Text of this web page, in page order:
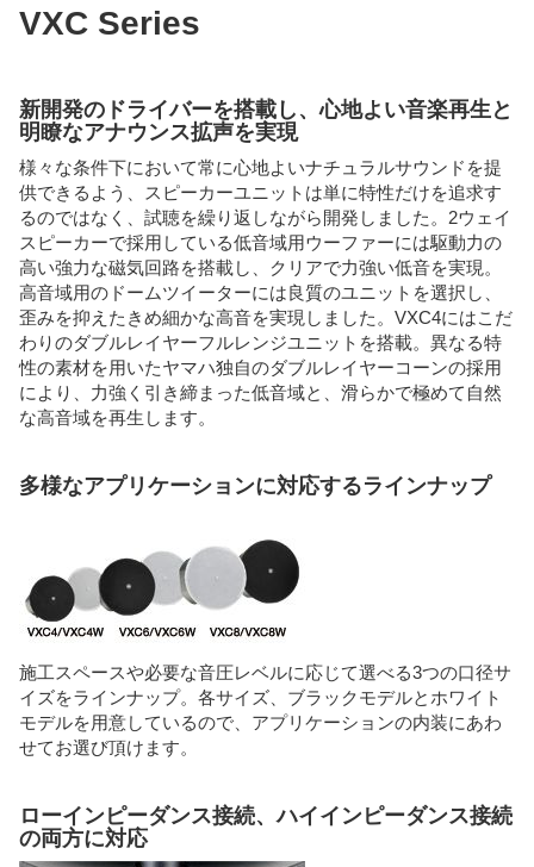
VXC Series
新開発のドライバーを搭載し、心地よい音楽再生と
明瞭なアナウンス拡声を実現
様々な条件下において常に心地よいナチュラルサウンドを提
供できるよう、スピーカーユニットは単に特性だけを追求す
るのではなく、試聴を繰り返しながら開発しました。2ウェイ
スピーカーで採用している低音域用ウーファーには駆動力の
高い強力な磁気回路を搭載し、クリアで力強い低音を実現。
高音域用のドームツイーターには良質のユニットを選択し、
歪みを抑えたきめ細かな高音を実現しました。VXC4にはこだ
わりのダブルレイヤーフルレンジユニットを搭載。異なる特
性の素材を用いたヤマハ独自のダブルレイヤーコーンの採用
により、力強く引き締まった低音域と、滑らかで極めて自然
な高音域を再生します。
多様なアプリケーションに対応するラインナップ
施工スペースや必要な音圧レベルに応じて選べる3つの口径サ
イズをラインナップ。各サイズ、ブラックモデルとホワイト
モデルを用意しているので、アプリケーションの内装にあわ
せてお選び頂けます。
ローインピーダンス接続、ハイインピーダンス接続
の両方に対応